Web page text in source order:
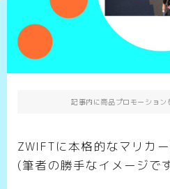
記事内に商品プロモーション
ZWIFTに本格的なマリカ
(筆者の勝手なイメージで